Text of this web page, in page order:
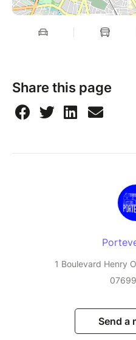
Share this page
1 Boulevard Henry
Send a